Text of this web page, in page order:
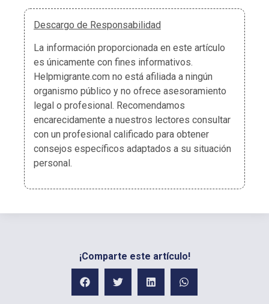
Descargo de Responsabilidad
La información proporcionada en este artículo
es únicamente con fines informativos.
Helpmigrante.com no está afiliada a ningún
organismo público y no ofrece asesoramiento
legal o profesional. Recomendamos
encarecidamente a nuestros lectores consultar
con un profesional calificado para obtener
consejos específicos adaptados a su situación
personal.
¡Comparte este artículo!